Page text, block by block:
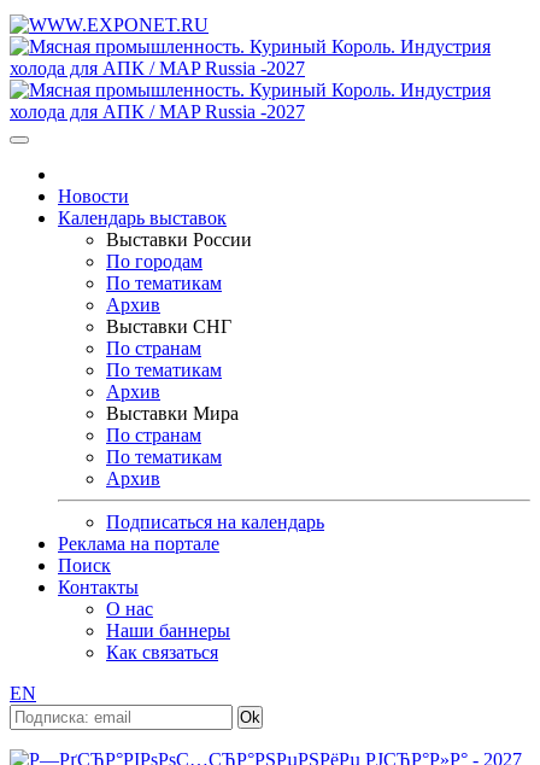
Новости
Календарь выставок
Выставки России
По городам
По тематикам
Архив
Выставки СНГ
По странам
По тематикам
Архив
Выставки Мира
По странам
По тематикам
Архив
Подписаться на календарь
Реклама на портале
Поиск
Контакты
О нас
Наши баннеры
Как связаться
EN